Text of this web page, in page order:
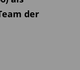
der